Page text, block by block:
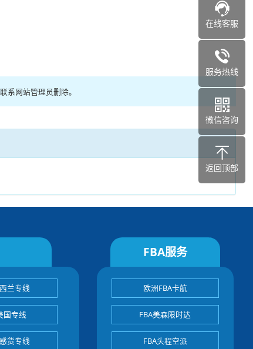
系网站管理员删除。
兰专线
国专线
货专线
FBA服务
欧洲FBA卡航
FBA美森限时达
FBA头程空派
在线客服
服务热线
微信咨询
返回顶部